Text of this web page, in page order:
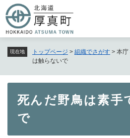
ー
ジ
で
現在地 トップページ > 組織でさがす > 本庁
は触らないで
死んだ野鳥は素手
で